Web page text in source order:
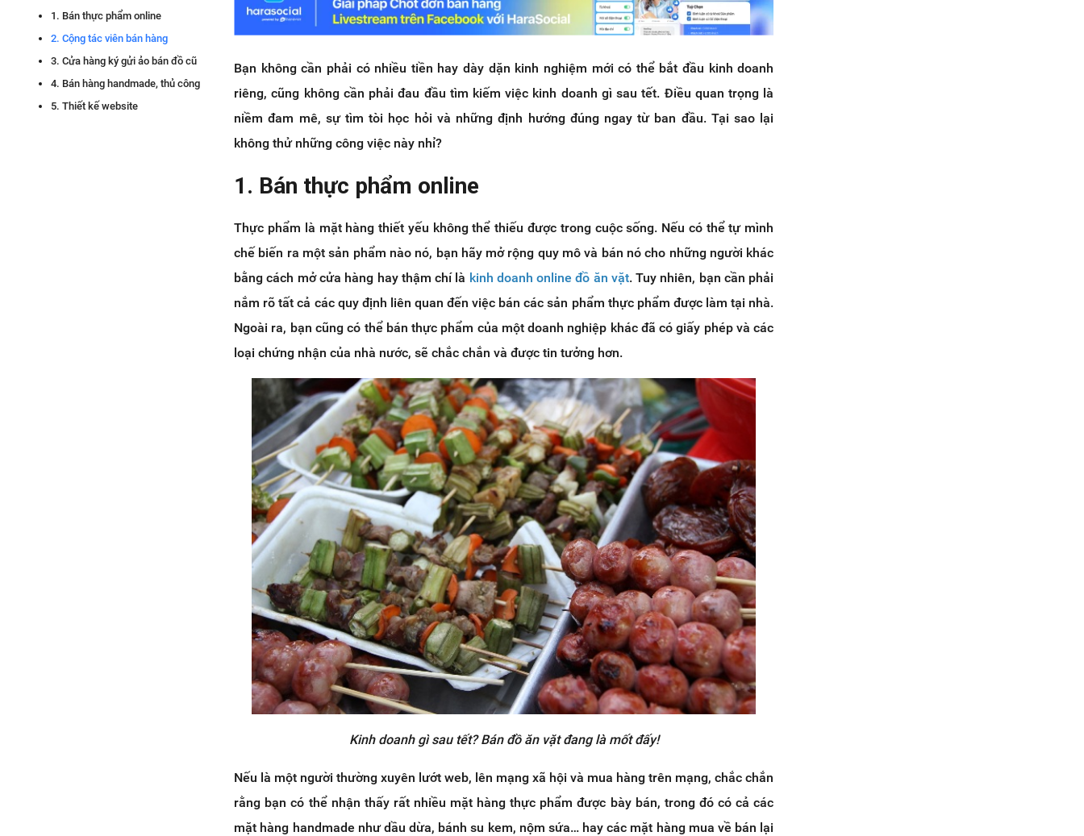
1. Bán thực phẩm online
2. Cộng tác viên bán hàng
3. Cửa hàng ký gửi ảo bán đồ cũ
4. Bán hàng handmade, thủ công
5. Thiết kế website
Bạn không cần phải có nhiều tiền hay dày dặn kinh nghiệm mới có thể bắt đầu kinh doanh
riêng, cũng không cần phải đau đầu tìm kiếm việc kinh doanh gì sau tết. Điều quan trọng là
niềm đam mê, sự tìm tòi học hỏi và những định hướng đúng ngay từ ban đầu. Tại sao lại
không thử những công việc này nhỉ?
1. Bán thực phẩm online
Thực phẩm là mặt hàng thiết yếu không thể thiếu được trong cuộc sống. Nếu có thể tự mình
chế biến ra một sản phẩm nào nó, bạn hãy mở rộng quy mô và bán nó cho những người khác
bằng cách mở cửa hàng hay thậm chí là kinh doanh online đồ ăn vặt. Tuy nhiên, bạn cần phải
nắm rõ tất cả các quy định liên quan đến việc bán các sản phẩm thực phẩm được làm tại nhà.
Ngoài ra, bạn cũng có thể bán thực phẩm của một doanh nghiệp khác đã có giấy phép và các
loại chứng nhận của nhà nước, sẽ chắc chắn và được tin tưởng hơn.
Kinh doanh gì sau tết? Bán đồ ăn vặt đang là mốt đấy!
Nếu là một người thường xuyên lướt web, lên mạng xã hội và mua hàng trên mạng, chắc chắn
rằng bạn có thể nhận thấy rất nhiều mặt hàng thực phẩm được bày bán, trong đó có cả các
mặt hàng handmade như dầu dừa, bánh su kem, nộm sứa… hay các mặt hàng mua về bán lại